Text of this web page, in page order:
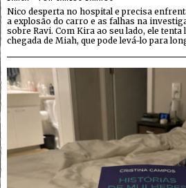
Nico desperta no hospital e precisa
a explosão do carro e as falhas na
sobre Ravi. Com Kira ao seu lado, ele
chegada de Miah, que pode levá-lo para